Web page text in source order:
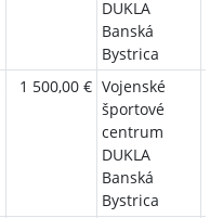
DUKLA
Banská
Bystrica
1 500,00 € Vojenské
športové
centrum
DUKLA
Banská
Bystrica